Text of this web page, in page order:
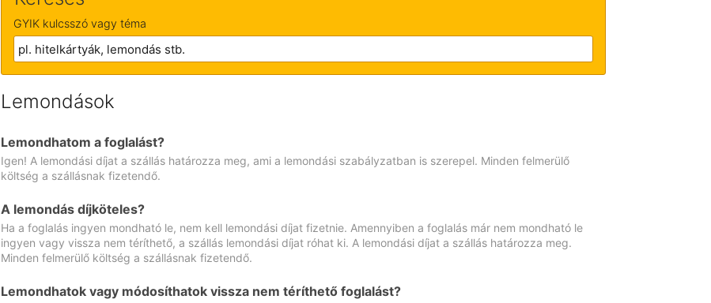
GYIK kulcsszó vagy téma
Lemondások
Lemondhatom a foglalást?
Igen! A lemondási díjat a szállás határozza meg, ami a lemondási szabályzatban is szerepel. Minden felmerülő
költség a szállásnak fizetendő.
A lemondás díjköteles?
Ha a foglalás ingyen mondható le, nem kell lemondási díjat fizetnie. Amennyiben a foglalás már nem mondható le
ingyen vagy vissza nem téríthető, a szállás lemondási díjat róhat ki. A lemondási díjat a szállás határozza meg.
Minden felmerülő költség a szállásnak fizetendő.
Lemondhatok vagy módosíthatok vissza nem téríthető foglalást?